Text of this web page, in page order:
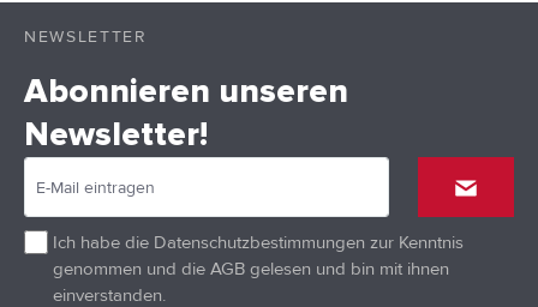
NEWSLETTER
Abonnieren unseren
Newsletter!
Ich habe die Datenschutzbestimmungen zur Kenntnis
genommen und die AGB gelesen und bin mit ihnen
einverstanden.